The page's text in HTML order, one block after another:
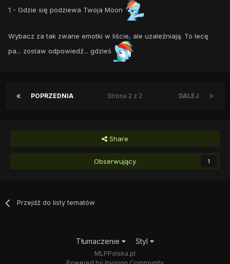
1 - Gdzie się podziewa Twoja Moon
Wybacz za tak zwane emotki w liście, ale uzależniają. To lecę
pa... zostaw odpowiedź... gdzieś
POPRZEDNIA DALEJ
Strona 2 z 2
Share
Obserwujący 1
Przejdź do listy tematów
Tłumaczenie Styl
MLPPolska.pl